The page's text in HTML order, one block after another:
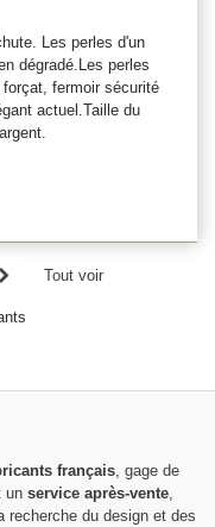
Les perles d'un
dégradé.Les perles
fermoir sécurité
actuel.Taille du
Tout voir
français , gage de
un service après-vente
du design et des